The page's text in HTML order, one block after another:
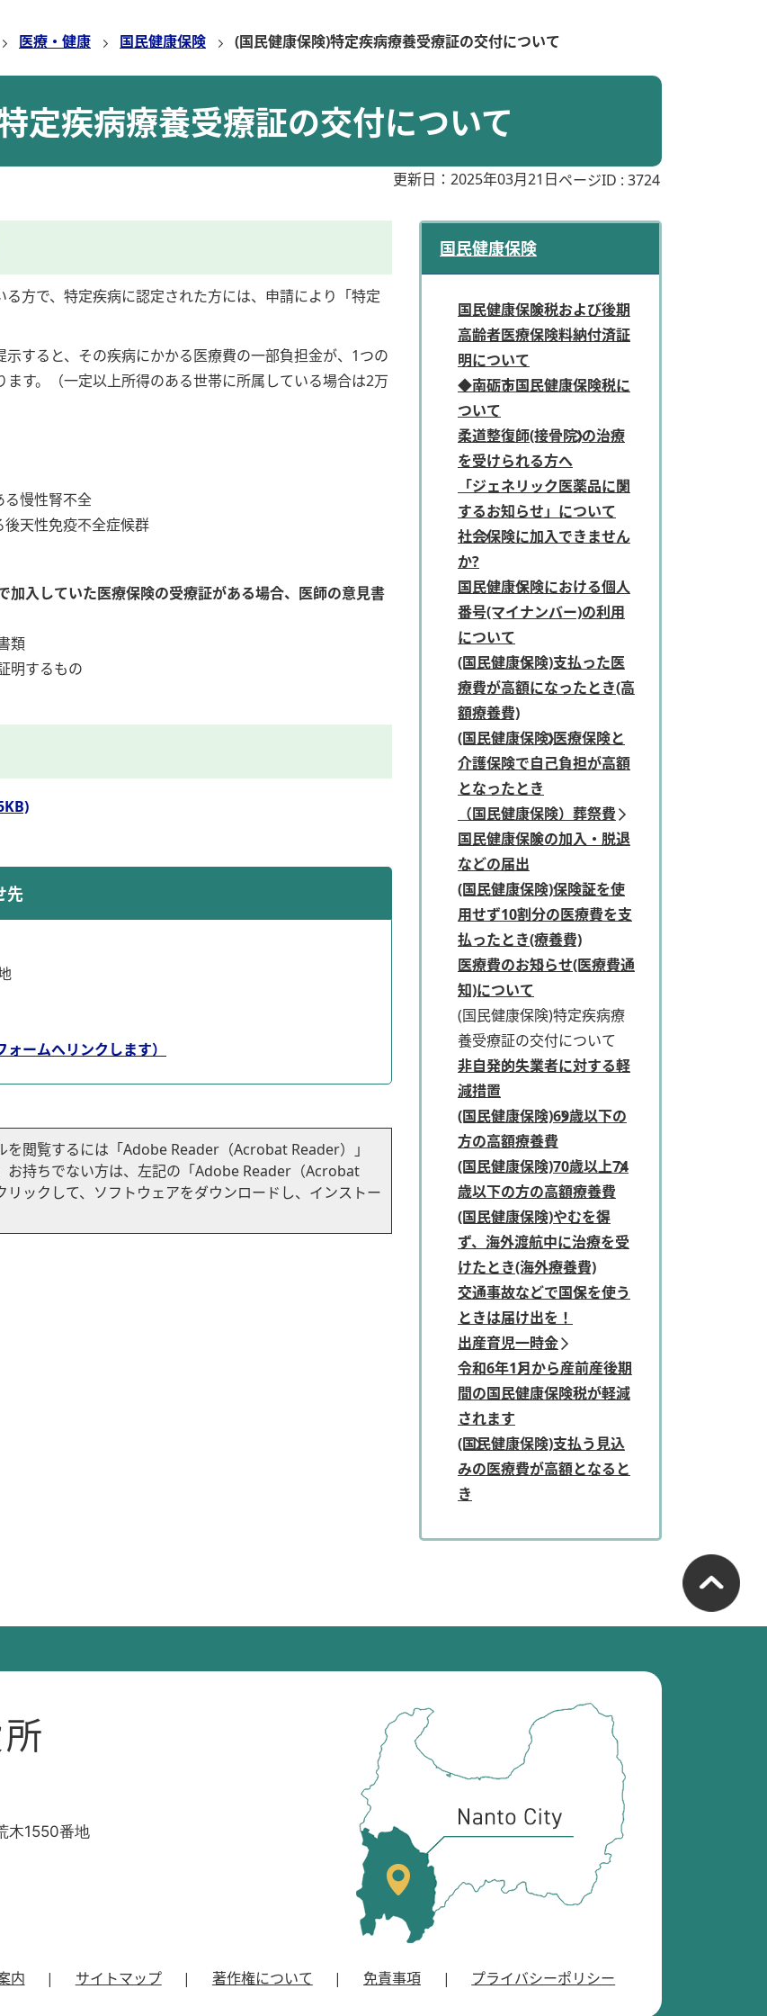
医療・健康 国民健康保険 (国民健康保険)特定疾病療養受療証の交付について
定疾病療養受療証の交付について
更新日：2025年03月21日ページID : 3724
方で、特定疾病に認定された方には、申請により「特定
すると、その疾病にかかる医療費の一部負担金が、1つの
す。（一定以上所得のある世帯に所属している場合は2万
る慢性腎不全
天性免疫不全症候群
加入していた医療保険の受療証がある場合、医師の意見書
類
明するもの
先
ームへリンクします）
を閲覧するには「Adobe Reader（Acrobat Reader）」
お持ちでない方は、左記の「Adobe Reader（Acrobat
ックして、ソフトウェアをダウンロードし、インストー
国民健康保険
国民健康保険税および後期
高齢者医療保険料納付済証
明について
◆南砺市国民健康保険税に
ついて
柔道整復師(接骨院)の治療
を受けられる方へ
「ジェネリック医薬品に関
するお知らせ」について
社会保険に加入できません
か?
国民健康保険における個人
番号(マイナンバー)の利用
について
(国民健康保険)支払った医
療費が高額になったとき(高
額療養費)
(国民健康保険)医療保険と
介護保険で自己負担が高額
となったとき
（国民健康保険）葬祭費
国民健康保険の加入・脱退
などの届出
(国民健康保険)保険証を使
用せず10割分の医療費を支
払ったとき(療養費)
医療費のお知らせ(医療費通
知)について
(国民健康保険)特定疾病療
養受療証の交付について
非自発的失業者に対する軽
減措置
(国民健康保険)69歳以下の
方の高額療養費
(国民健康保険)70歳以上74
歳以下の方の高額療養費
(国民健康保険)やむを得
ず、海外渡航中に治療を受
けたとき(海外療養費)
交通事故などで国保を使う
ときは届け出を！
出産育児一時金
令和6年1月から産前産後期
間の国民健康保険税が軽減
されます
(国民健康保険)支払う見込
みの医療費が高額となると
き
1550番地
位
置
を
記
し
た
地
。
内 サイトマップ 著作権について 免責事項 プライバシーポリシー